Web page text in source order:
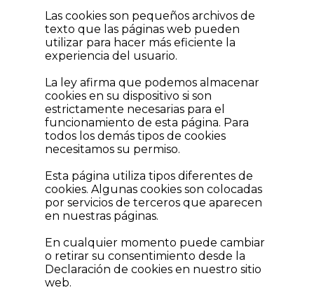
Las cookies son pequeños archivos de
texto que las páginas web pueden
utilizar para hacer más eficiente la
experiencia del usuario.
La ley afirma que podemos almacenar
cookies en su dispositivo si son
estrictamente necesarias para el
funcionamiento de esta página. Para
todos los demás tipos de cookies
necesitamos su permiso.
Esta página utiliza tipos diferentes de
cookies. Algunas cookies son colocadas
por servicios de terceros que aparecen
en nuestras páginas.
En cualquier momento puede cambiar
o retirar su consentimiento desde la
Declaración de cookies en nuestro sitio
web.